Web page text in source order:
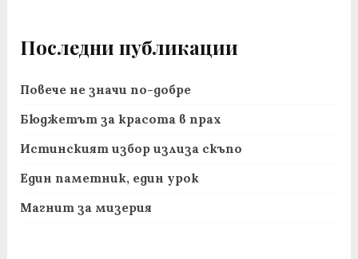
Последни публикации
Повече не значи по-добре
Бюджетът за красота в прах
Истинският избор излиза скъпо
Един паметник, един урок
Магнит за мизерия